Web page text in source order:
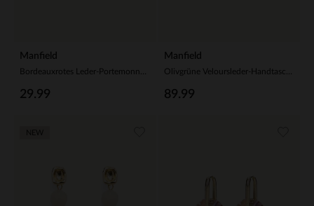
Manfield
29.99
Manfield
89.99